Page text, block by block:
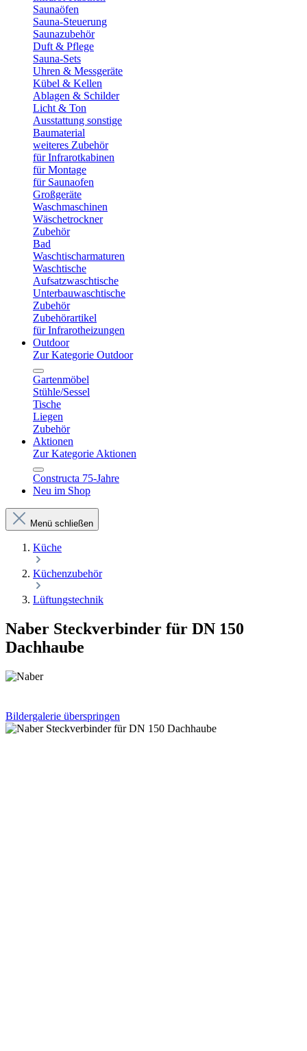
Saunaöfen
Sauna-Steuerung
Saunazubehör
Duft & Pflege
Sauna-Sets
Uhren & Messgeräte
Kübel & Kellen
Ablagen & Schilder
Licht & Ton
Ausstattung sonstige
Baumaterial
weiteres Zubehör
für Infrarotkabinen
für Montage
für Saunaofen
Großgeräte
Waschmaschinen
Wäschetrockner
Zubehör
Bad
Waschtischarmaturen
Waschtische
Aufsatzwaschtische
Unterbauwaschtische
Zubehör
Zubehörartikel
für Infrarotheizungen
Outdoor
Zur Kategorie Outdoor
Gartenmöbel
Stühle/Sessel
Tische
Liegen
Zubehör
Aktionen
Zur Kategorie Aktionen
Constructa 75-Jahre
Neu im Shop
Menü schließen
Küche
Küchenzubehör
Lüftungstechnik
Naber Steckverbinder für DN 150
Dachhaube
Bildergalerie überspringen